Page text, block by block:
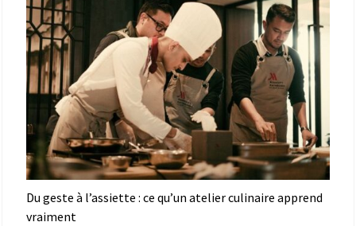
Du geste à l’assiette : ce qu’un atelier culinaire apprend
vraiment